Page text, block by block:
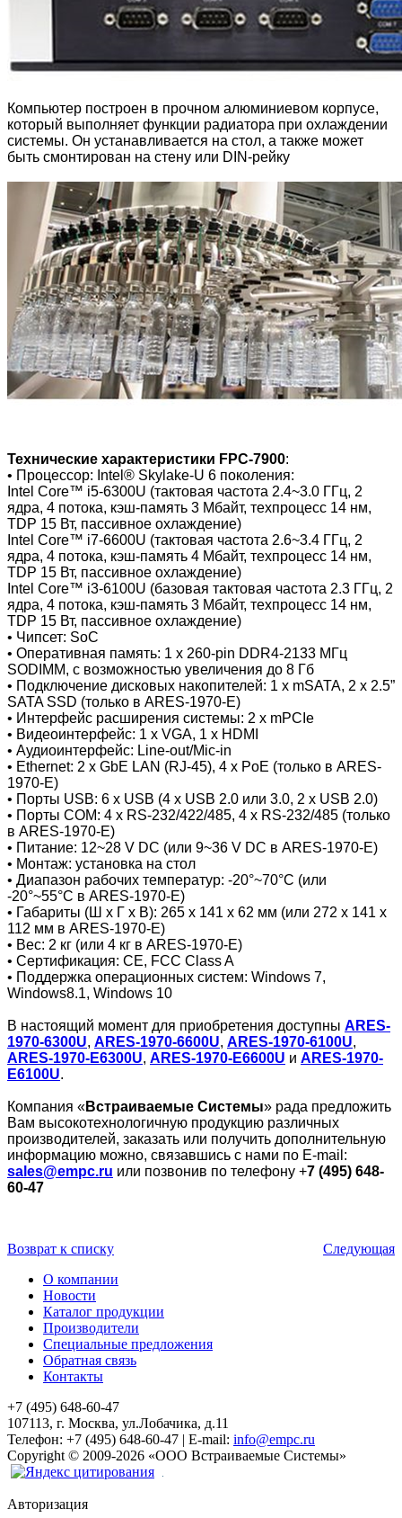
Компьютер построен в прочном алюминиевом корпусе,
который выполняет функции радиатора при охлаждении
системы. Он устанавливается на стол, а также может
быть смонтирован на стену или DIN-рейку
Технические характеристики FPC-7900:
• Процессор: Intel® Skylake-U 6 поколения:
Intel Core™ i5-6300U (тактовая частота 2.4~3.0 ГГц, 2
ядра, 4 потока, кэш-память 3 Мбайт, техпроцесс 14 нм,
TDP 15 Вт, пассивное охлаждение)
Intel Core™ i7-6600U (тактовая частота 2.6~3.4 ГГц, 2
ядра, 4 потока, кэш-память 4 Мбайт, техпроцесс 14 нм,
TDP 15 Вт, пассивное охлаждение)
Intel Core™ i3-6100U (базовая тактовая частота 2.3 ГГц, 2
ядра, 4 потока, кэш-память 3 Мбайт, техпроцесс 14 нм,
TDP 15 Вт, пассивное охлаждение)
• Чипсет: SoC
• Оперативная память: 1 х 260-pin DDR4-2133 МГц
SODIMM, с возможностью увеличения до 8 Гб
• Подключение дисковых накопителей: 1 x mSATA, 2 x 2.5”
SATA SSD (только в ARES-1970-E)
• Интерфейс расширения системы: 2 x mPCIe
• Видеоинтерфейс: 1 x VGA, 1 x HDMI
• Аудиоинтерфейс: Line-out/Mic-in
• Ethernet: 2 х GbE LAN (RJ-45), 4 x PoE (только в ARES-
1970-E)
• Порты USB: 6 х USB (4 x USB 2.0 или 3.0, 2 x USB 2.0)
• Порты COM: 4 х RS-232/422/485, 4 x RS-232/485 (только
в ARES-1970-E)
• Питание: 12~28 V DC (или 9~36 V DC в ARES-1970-E)
• Монтаж: установка на стол
• Диапазон рабочих температур: -20°~70°С (или
-20°~55°С в ARES-1970-E)
• Габариты (Ш х Г х В): 265 x 141 x 62 мм (или 272 x 141 x
112 мм в ARES-1970-E)
• Вес: 2 кг (или 4 кг в ARES-1970-E)
• Сертификация: CE, FCC Class A
• Поддержка операционных систем: Windows 7,
Windows8.1, Windows 10
В настоящий момент для приобретения доступны ARES-
1970-6300U, ARES-1970-6600U, ARES-1970-6100U,
ARES-1970-E6300U, ARES-1970-E6600U и ARES-1970-
E6100U.
Компания «Встраиваемые Cистемы» рада предложить
Вам высокотехнологичную продукцию различных
производителей, заказать или получить дополнительную
информацию можно, связавшись с нами по E-mail:
sales@empc.ru или позвонив по телефону +7 (495) 648-
60-47
Возврат к списку
Следующая
О компании
Новости
Каталог продукции
Производители
Специальные предложения
Обратная связь
Контакты
+7 (495) 648-60-47
107113, г. Москва, ул.Лобачика, д.11
Телефон: +7 (495) 648-60-47 | E-mail: info@empc.ru
Copyright © 2009-2026 «ООО Встраиваемые Системы»
Авторизация